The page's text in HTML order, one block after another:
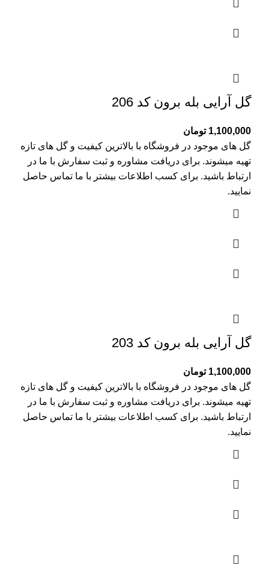
گل آرایی بله برون کد 206
1,100,000 تومان
گل های موجود در فروشگاه با بالاترین کیفیت و گل های تازه
تهیه میشوند. برای دریافت مشاوره و ثبت سفارش با ما در
ارتباط باشید. برای کسب اطلاعات بیشتر با ما تماس حاصل
نمایید.
گل آرایی بله برون کد 203
1,100,000 تومان
گل های موجود در فروشگاه با بالاترین کیفیت و گل های تازه
تهیه میشوند. برای دریافت مشاوره و ثبت سفارش با ما در
ارتباط باشید. برای کسب اطلاعات بیشتر با ما تماس حاصل
نمایید.